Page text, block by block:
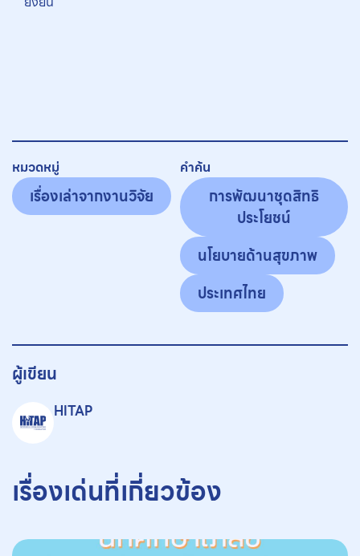
หมวดหมู่
เรื่องเล่าจากงานวิจัย
คำค้น
การพัฒนาชุดสิทธิ
ประโยชน์
นโยบายด้านสุขภาพ
ประเทศไทย
ผู้เขียน
HITAP
เรื่องเด่นที่เกี่ยวข้อง